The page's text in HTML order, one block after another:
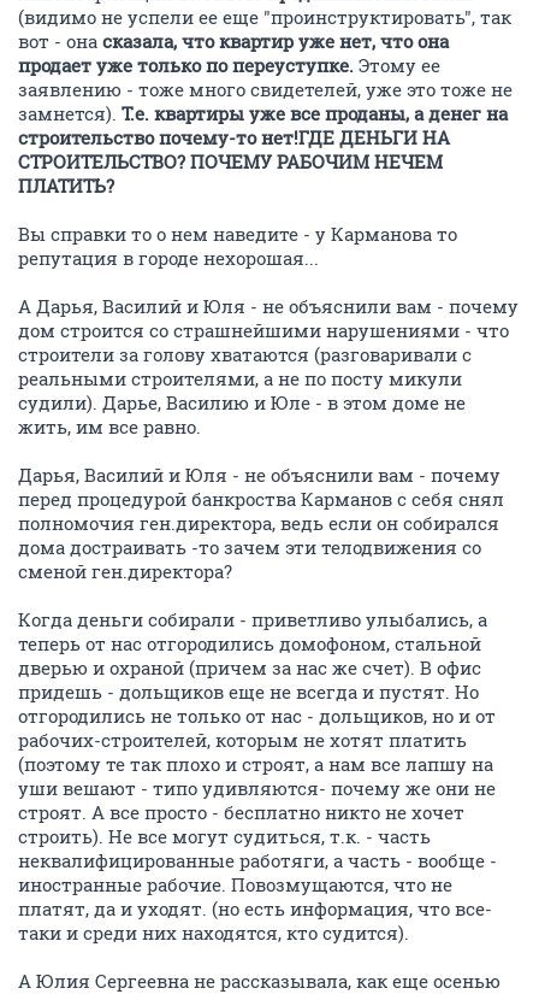
К
КсенияСереда
member
04 февраля 2015 Kemerovskij54
Уважаемые, Дольщики. Высылаем на ознакомление
информацию о сегодняшней ситуации, сложившейся
в ЗАО "СКИМС".
PDF
ОТВЕТИТЬ
В
Владимир888
junior
Теперь все понятно !!! Леляева купил Полянский!!!
ОТВЕТИТЬ
2
junior
Кот1999, что в письме пишут? Как мотивируют? -
перескажите хотя бы в общем текст письма
Дарья, Юля и Василий утверждают, что он кому-то там продался.
Начнем с того, что Дарья, Василий и конечно же
Юля-дочь - кармановские люди.
п.с. Кстати, видно, что и Владимир888 - тоже
отстаивает интересы вышеперечисленной компании.
Во-вторых, чтобы утверждать, что кто-то кому-то
такой слушок - очень выгодно Карманову, чтобы